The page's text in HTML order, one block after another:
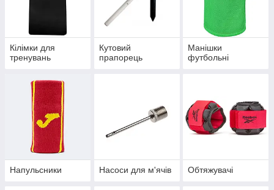
Кілімки для
тренувань
Кутовий
прапорець
Манішки
футбольні
Напульсники Насоси для м'ячів Обтяжувачі